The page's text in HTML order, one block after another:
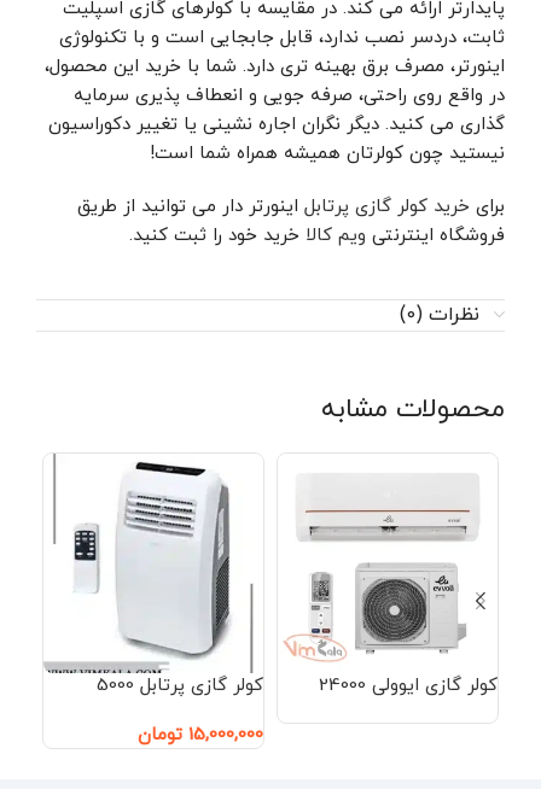
پایدارتر ارائه می ‌کند. در مقایسه با کولرهای گازی اسپلیت
ثابت، دردسر نصب ندارد، قابل جابجایی است و با تکنولوژی
اینورتر، مصرف برق بهینه‌ تری دارد. شما با خرید این محصول،
در واقع روی راحتی، صرفه‌ جویی و انعطاف ‌پذیری سرمایه
‌گذاری می‌ کنید. دیگر نگران اجاره‌ نشینی یا تغییر دکوراسیون
نیستید چون کولرتان همیشه همراه شما است!
برای خرید کولر گازی پرتابل اینورتر دار می توانید از طریق
فروشگاه اینترنتی ویم کالا خرید خود را ثبت کنید.
نظرات (0)
محصولات مشابه
کولر گازی ایوولی 24000
کولر گازی پرتابل 5000
15,000,000 تومان